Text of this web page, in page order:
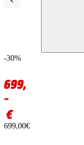
-30%
699,
–
€
699,00€